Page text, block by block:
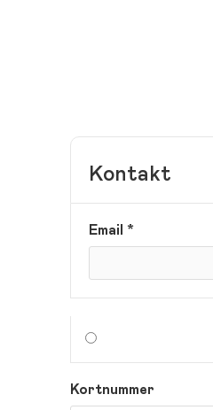
Kontakt
Email *
Kortnummer